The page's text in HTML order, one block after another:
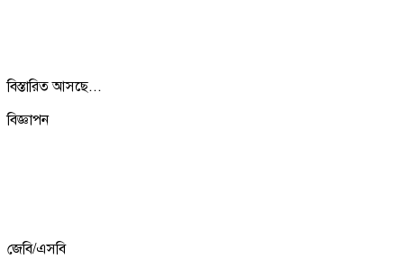
বিস্তারিত আসছে...
বিজ্ঞাপন
জেবি/এসবি